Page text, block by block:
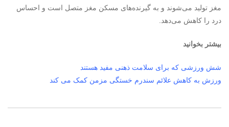
مغز تولید می‌شوند و به گیرنده‌های مسکن مغز متصل است و احساس
درد را کاهش می‌دهد.
بیشتر بخوانید
شش ورزشی که برای سلامت ذهنی مفید هستند
ورزش به کاهش علائم سندرم خستگی مزمن کمک می کند